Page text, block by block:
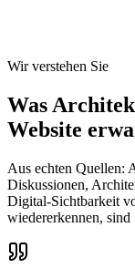
Wir verstehen Sie
Was
Website
Aus echten Quellen:
Diskussionen,
Digital-Sichtbarkeit
wiedererkennen,